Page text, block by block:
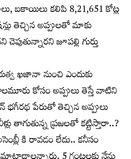
బ‌కాయిలు క‌లిపి 8,21,651 కోట్ల
తెచ్చిన అప్పులతో మాకు
జూపల్లి గుర్తు
ఖ‌జానా నుంచి ఎందుకు
కోసం అప్పులు తెస్తే వాటిని
పేరుతో తెచ్చిన అప్పులు
తాగుతున్న ప్ర‌జ‌ల‌తో క‌ట్టిస్తారా..?
కి రావ‌డం లేదు.. క‌నీసం